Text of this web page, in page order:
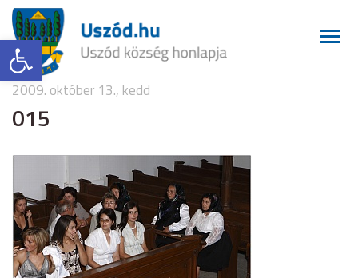
Eszköztár megnyitása
2009. október 13., kedd
015